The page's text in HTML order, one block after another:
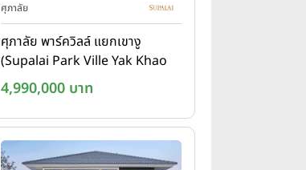
ศุภาลัย
ศุภาลัย พาร์ควิลล์ แยกเขางู
(Supalai Park Ville Yak Khao
Ngu)
4,990,000 บาท